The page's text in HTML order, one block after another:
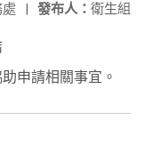
發布人： 衛生組
|
申請相關事宜。